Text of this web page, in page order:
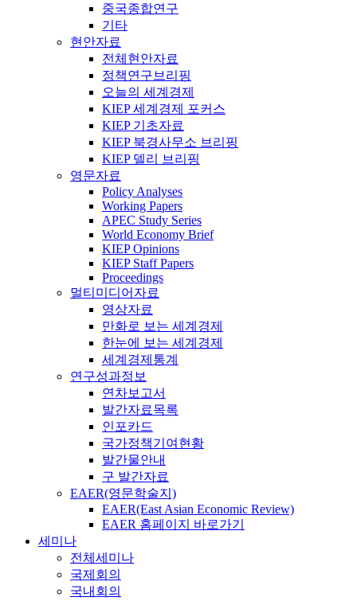
중국종합연구
기타
현안자료
전체현안자료
정책연구브리핑
오늘의 세계경제
KIEP 세계경제 포커스
KIEP 기초자료
KIEP 북경사무소 브리핑
KIEP 델리 브리핑
영문자료
Policy Analyses
Working Papers
APEC Study Series
World Economy Brief
KIEP Opinions
KIEP Staff Papers
Proceedings
멀티미디어자료
영상자료
만화로 보는 세계경제
한눈에 보는 세계경제
세계경제통계
연구성과정보
연차보고서
발간자료목록
인포카드
국가정책기여현황
발간물안내
구 발간자료
EAER(영문학술지)
EAER(East Asian Economic Review)
EAER 홈페이지 바로가기
세미나
전체세미나
국제회의
국내회의